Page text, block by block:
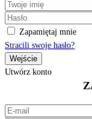
Zapamiętaj mnie
Stracili swoje hasło?
Utwórz konto